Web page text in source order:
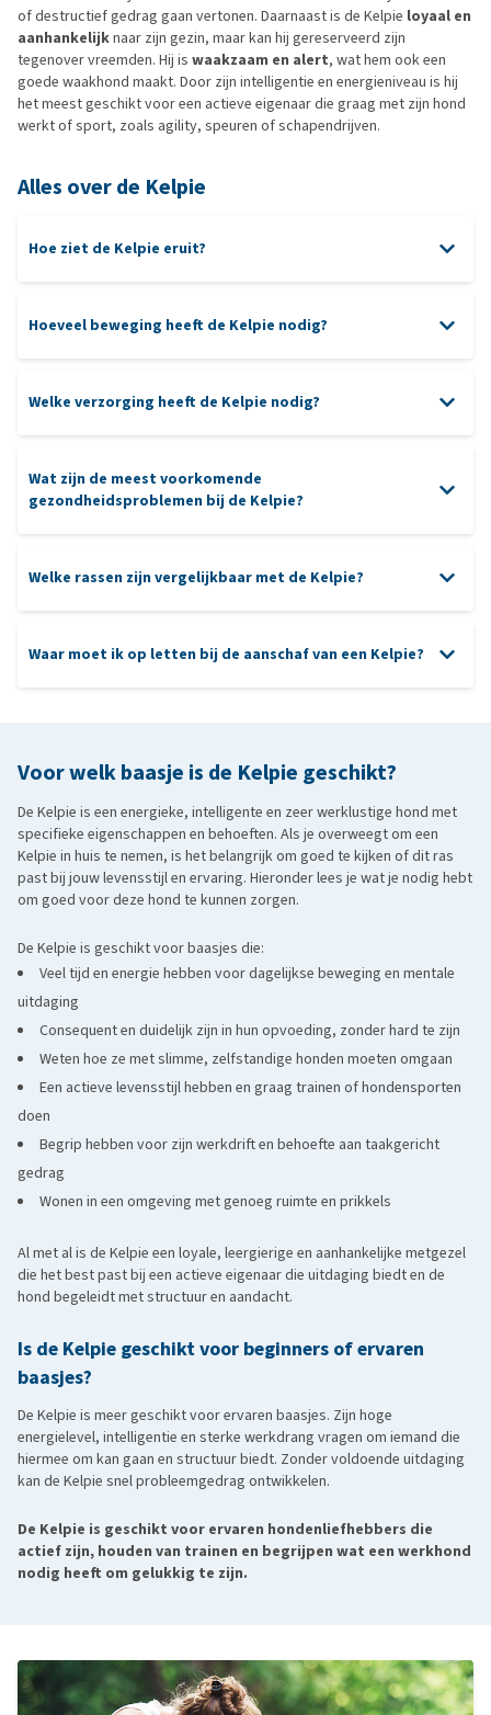
of destructief gedrag gaan vertonen. Daarnaast is de Kelpie loyaal en
aanhankelijknaar zijn gezin, maar kan hij gereserveerd zijn
tegenover vreemden. Hij is waakzaam en alert, wat hem ook een
goede waakhond maakt. Door zijn intelligentie en energieniveau is hij
het meest geschikt voor een actieve eigenaar die graag met zijn hond
werkt of sport, zoals agility, speuren of schapendrijven.
Alles over de Kelpie
Hoe ziet de Kelpie eruit?
Hoeveel beweging heeft de Kelpie nodig?
uitdaging
Welke verzorging heeft de Kelpie nodig?
gebitsverzorging
Wat zijn de meest voorkomende
gezondheidsproblemen bij de Kelpie?
Heupdysplasie elleboogdysplasie
Welke rassen zijn vergelijkbaar met de Kelpie?
: net als de Kelpie een uiterst intelligente en
veedrijversras met een hoge mate van zelfstandigheid en
werkdrang. Geschikt voor actieve eigenaren.
Belgische Herder:een waakzame en zeer gedreven hond met
een hoge energiebehoefte en intelligentie, veel gebruikt in werk- en
sportomgevingen.
ras met veel energie en een groot leervermogen, maar minder
intens dan de Kelpie.
Waar moet ik op letten bij de aanschaf van een Kelpie?
Voor welk baasje is de Kelpie geschikt?
De Kelpie is een energieke, intelligente en zeer werklustige hond met
specifieke eigenschappen en behoeften. Als je overweegt om een
Kelpie in huis te nemen, is het belangrijk om goed te kijken of dit ras
past bij jouw levensstijl en ervaring. Hieronder lees je wat je nodig hebt
om goed voor deze hond te kunnen zorgen.
De Kelpie is geschikt voor baasjes die:
Veel tijd en energie hebben voor dagelijkse beweging en mentale
uitdaging
Consequent en duidelijk zijn in hun opvoeding, zonder hard te zijn
Weten hoe ze met slimme, zelfstandige honden moeten omgaan
Een actieve levensstijl hebben en graag trainen of hondensporten
doen
Begrip hebben voor zijn werkdrift en behoefte aan taakgericht
gedrag
Wonen in een omgeving met genoeg ruimte en prikkels
Al met al is de Kelpie een loyale, leergierige en aanhankelijke metgezel
die het best past bij een actieve eigenaar die uitdaging biedt en de
hond begeleidt met structuur en aandacht.
Is de Kelpie geschikt voor beginners of ervaren
baasjes?
De Kelpie is meer geschikt voor ervaren baasjes. Zijn hoge
energielevel, intelligentie en sterke werkdrang vragen om iemand die
hiermee om kan gaan en structuur biedt. Zonder voldoende uitdaging
kan de Kelpie snel probleemgedrag ontwikkelen.
De Kelpie is geschikt voor ervaren hondenliefhebbers die
actief zijn, houden van trainen en begrijpen wat een werkhond
nodig heeft om gelukkig te zijn.